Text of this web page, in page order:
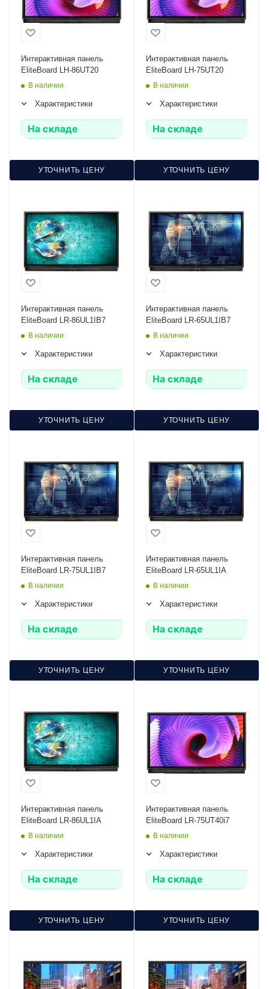
Интерактивная панель
EliteBoard LH-86UT20
В наличии
Характеристики
На складе
УТОЧНИТЬ ЦЕНУ
Интерактивная панель
EliteBoard LH-75UT20
В наличии
Характеристики
На складе
УТОЧНИТЬ ЦЕНУ
Интерактивная панель
EliteBoard LR-86UL1IB7
В наличии
Характеристики
На складе
УТОЧНИТЬ ЦЕНУ
Интерактивная панель
EliteBoard LR-65UL1IB7
В наличии
Характеристики
На складе
УТОЧНИТЬ ЦЕНУ
Интерактивная панель
EliteBoard LR-75UL1IB7
В наличии
Характеристики
На складе
УТОЧНИТЬ ЦЕНУ
Интерактивная панель
EliteBoard LR-65UL1IA
В наличии
Характеристики
На складе
УТОЧНИТЬ ЦЕНУ
Интерактивная панель
EliteBoard LR-86UL1IA
В наличии
Характеристики
На складе
УТОЧНИТЬ ЦЕНУ
Интерактивная панель
EliteBoard LR-75UT40i7
В наличии
Характеристики
На складе
УТОЧНИТЬ ЦЕНУ